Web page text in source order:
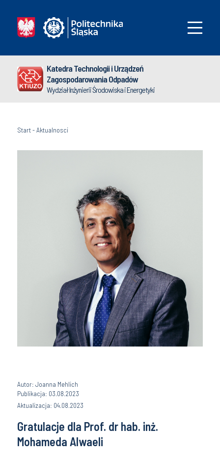
Katedra Technologii i Urządzeń
Zagospodarowania Odpadów
Wydział Inżynierii Środowiska i Energetyki
Start-Aktualnosci
Autor: Joanna Mehlich
Publikacja: 03.08.2023
Aktualizacja: 04.08.2023
Gratulacje dla Prof. dr hab. inż.
Mohameda Alwaeli